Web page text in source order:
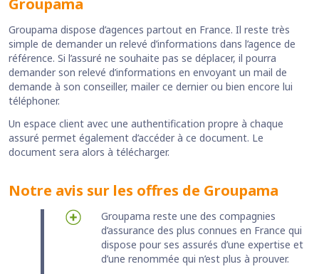
Groupama
Groupama dispose d’agences partout en France. Il reste très
simple de demander un relevé d’informations dans l’agence de
référence. Si l’assuré ne souhaite pas se déplacer, il pourra
demander son relevé d’informations en envoyant un mail de
demande à son conseiller, mailer ce dernier ou bien encore lui
téléphoner.
Un espace client avec une authentification propre à chaque
assuré permet également d’accéder à ce document. Le
document sera alors à télécharger.
Notre avis sur les offres de Groupama
Groupama reste une des compagnies
d’assurance des plus connues en France qui
dispose pour ses assurés d’une expertise et
d’une renommée qui n’est plus à prouver.